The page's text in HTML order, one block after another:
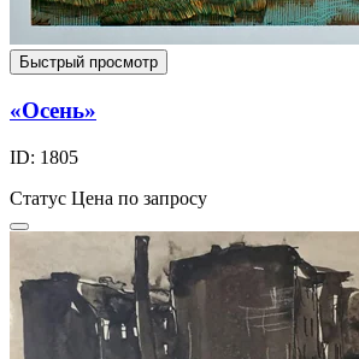
Быстрый просмотр
«Осень»
ID: 1805
Статус Цена по запросу